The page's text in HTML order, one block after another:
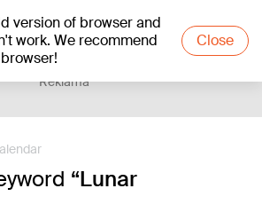
version of browser and
work. We recommend
Close
Reklāma
“Lunar